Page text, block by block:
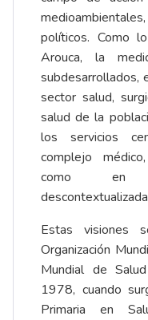
políticos. Como
Arouca, la
subdesarrollados,
sector salud,
salud de la
los servicios
complejo
como en
Estas visiones
Organización
Mundial de
1978, cuando
Primaria en